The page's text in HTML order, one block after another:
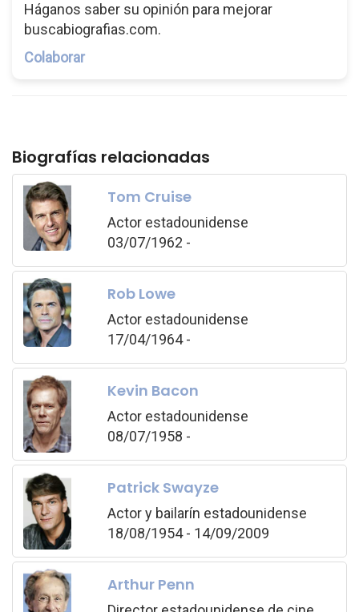
Háganos saber su opinión para mejorar
buscabiografias.com.
Colaborar
Biografías relacionadas
Tom Cruise
Actor estadounidense
03/07/1962 -
Rob Lowe
Actor estadounidense
17/04/1964 -
Kevin Bacon
Actor estadounidense
08/07/1958 -
Patrick Swayze
Actor y bailarín estadounidense
18/08/1954 - 14/09/2009
Arthur Penn